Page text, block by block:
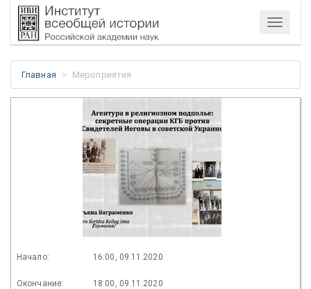
Меню
Главная Мероприятия
Начало: 16:00, 09.11.2020
Окончание: 18:00, 09.11.2020